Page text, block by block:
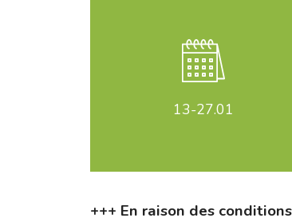
13-27.01
+++ En raison des